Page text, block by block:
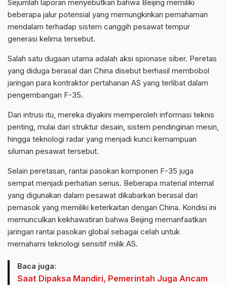
Sejumlah laporan menyebutkan bahwa Beijing memiliki
beberapa jalur potensial yang memungkinkan pemahaman
mendalam terhadap sistem canggih pesawat tempur
generasi kelima tersebut.
Salah satu dugaan utama adalah aksi spionase siber. Peretas
yang diduga berasal dari China disebut berhasil membobol
jaringan para kontraktor pertahanan AS yang terlibat dalam
pengembangan F-35.
Dari intrusi itu, mereka diyakini memperoleh informasi teknis
penting, mulai dari struktur desain, sistem pendinginan mesin,
hingga teknologi radar yang menjadi kunci kemampuan
siluman pesawat tersebut.
Selain peretasan, rantai pasokan komponen F-35 juga
sempat menjadi perhatian serius. Beberapa material internal
yang digunakan dalam pesawat dikabarkan berasal dari
pemasok yang memiliki keterkaitan dengan China. Kondisi ini
memunculkan kekhawatiran bahwa Beijing memanfaatkan
jaringan rantai pasokan global sebagai celah untuk
memahami teknologi sensitif milik AS.
Baca juga:
Saat Dipaksa Mandiri, Pemerintah Juga Ancam